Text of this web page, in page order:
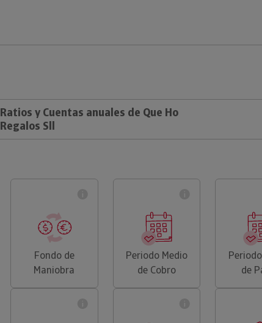
Ratios y Cuentas anuales de Que Ho
Regalos Sll
Fondo de
Maniobra
Periodo Medio
de Cobro
de